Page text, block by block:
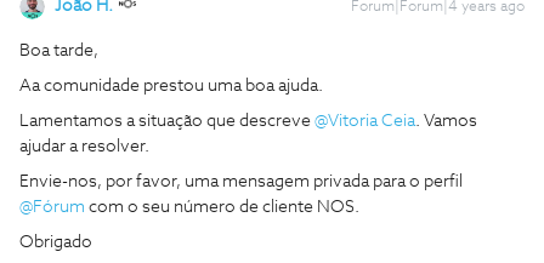
João H. Forum|Forum|4 years ago
Boa tarde,
Aa comunidade prestou uma boa ajuda.
Lamentamos a situação que descreve @Vitoria Ceia. Vamos
ajudar a resolver.
Envie-nos, por favor, uma mensagem privada para o perfil
@Fórum com o seu número de cliente NOS.
Obrigado